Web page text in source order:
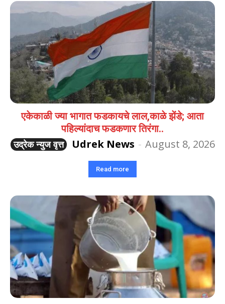
एकेकाळी ज्या भागात फडकायचे लाल,काळे झेंडे; आता
पहिल्यांदाच फडकणार तिरंगा..
उद्रेक न्युज वृत्त
Udrek News - August 8, 2026
Read more